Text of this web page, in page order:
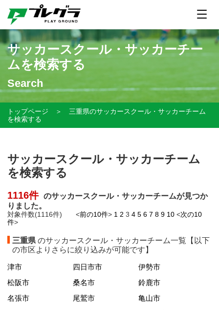
サッカースクール・サッカーチー
ムを検索する
Search
トップページ ＞
三重県のサッカースクール・サッカーチーム
を検索する
サッカースクール・サッカーチーム
を検索する
1116件 のサッカースクール・サッカーチームが見つか
りました。
対象件数(1116件) <前の10件> 1 2 3 4 5 6 7 8 9 10 <次の10
件>
三重県 のサッカースクール・サッカーチーム一覧【以下
の市区よりさらに絞り込みが可能です】
津市 四日市市
伊勢市
松阪市
桑名市
鈴鹿市
名張市
尾鷲市
亀山市